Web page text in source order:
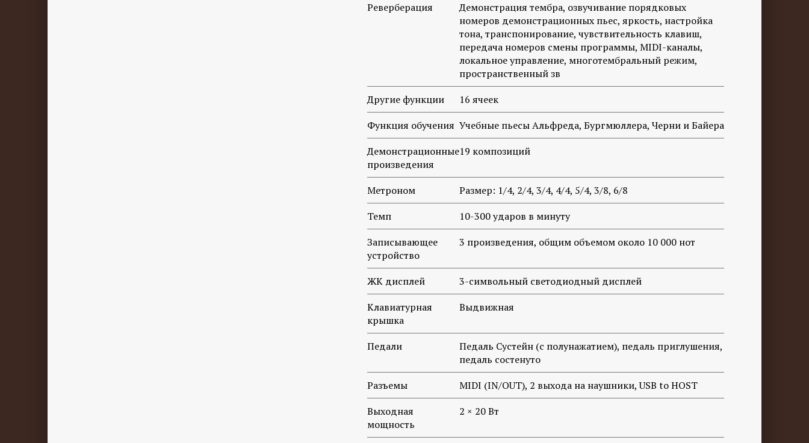
Реверберация
Демонстрация тембра, озвучивание порядковых
номеров демонстрационных пьес, яркость, настройка
тона, транспонирование, чувствительность клавиш,
передача номеров смены программы, MIDI-каналы,
локальное управление, многотембральный режим,
пространственный зв
Другие функции
16 ячеек
Функция обучения Учебные пьесы Альфреда, Бургмюллера, Черни и Байера
Демонстрационные
произведения
19 композиций
Метроном
Размер: 1/4, 2/4, 3/4, 4/4, 5/4, 3/8, 6/8
Темп
10-300 ударов в минуту
Записывающее
устройство
3 произведения, общим объемом около 10 000 нот
ЖК дисплей
3-символьный светодиодный дисплей
Клавиатурная
крышка
Выдвижная
Педали
Педаль Сустейн (с полунажатием), педаль приглушения,
педаль состенуто
Разъемы
MIDI (IN/OUT), 2 выхода на наушники, USB to HOST
Выходная
мощность
2 × 20 Вт